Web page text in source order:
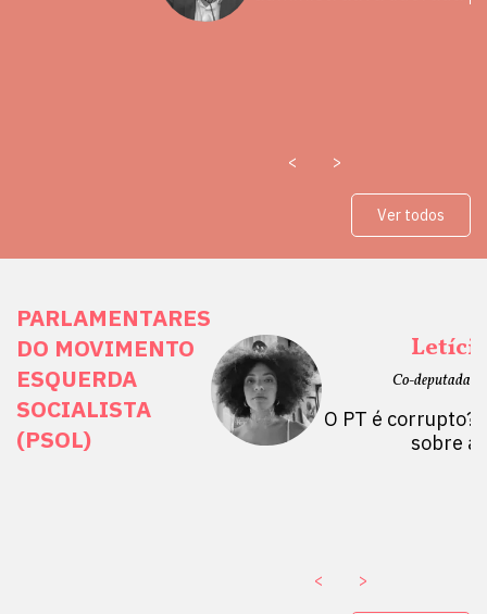
< >
Ver todos
PARLAMENTARES
DO MOVIMENTO
ESQUERDA
SOCIALISTA
(PSOL)
Direitos
do Sul, SP)
Mulheres por +
Público abre
Co-deputada
O PT é corrupto?
sobre a
< >